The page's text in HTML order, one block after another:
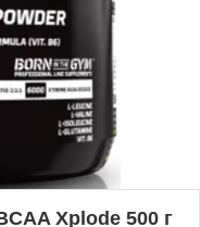
Xplode 500 г